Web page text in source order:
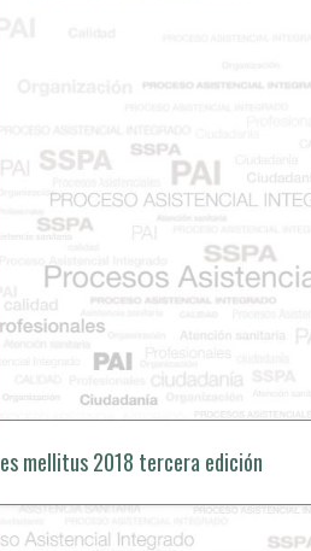
mellitus 2018 tercera edición